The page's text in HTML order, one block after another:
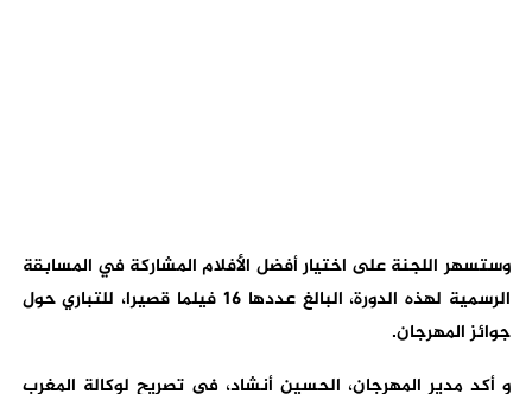
وستسهر اللجنة على اختيار أفضل الأفلام المشاركة في المسابقة
الرسمية لهذه الدورة، البالغ عددها 16 فيلما قصيرا، للتباري حول
جوائز المهرجان.
و أكد مدير المهرجان، الحسين أنشاد، في تصريح لوكالة المغرب